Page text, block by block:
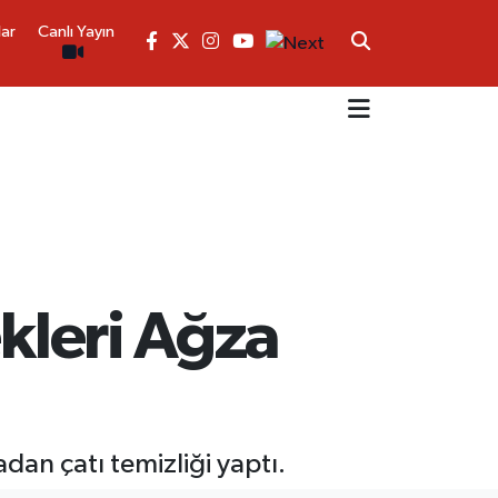
Canlı Yayın
Ağza
çatı temizliği yaptı.